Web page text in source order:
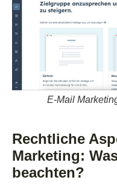
E-Mail
Rechtliche
Marketing:
beachten?